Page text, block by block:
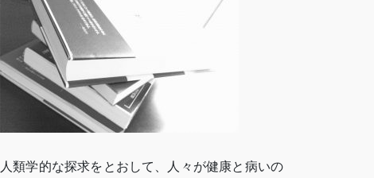
人類学的な探求をとおして、人々が健康と病いの